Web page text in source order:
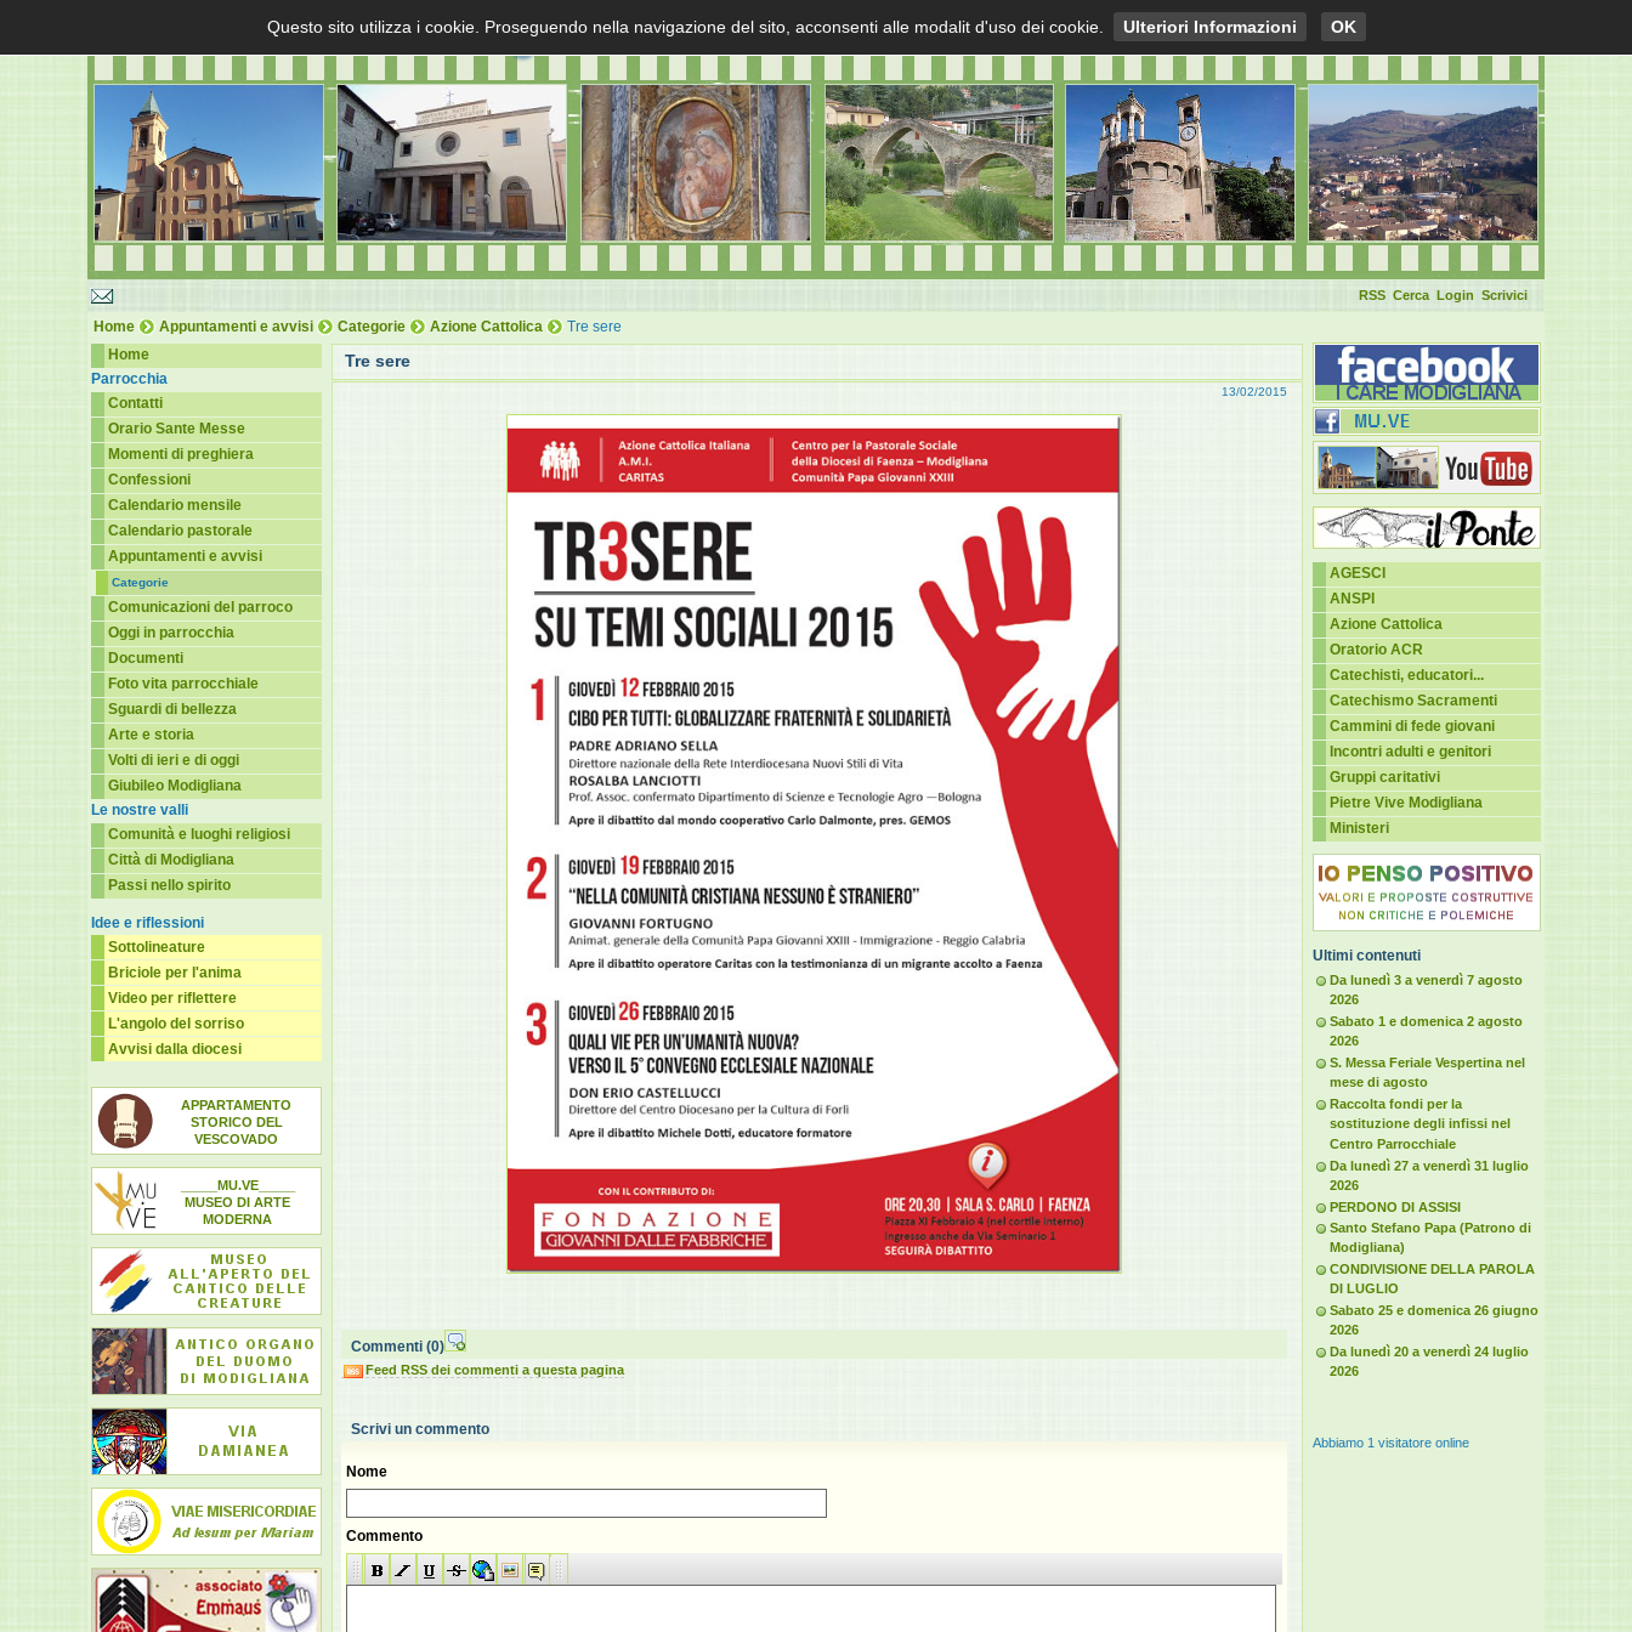
Scrivici
Login
Cerca
RSS
Home Appuntamenti e avvisi Categorie Azione Cattolica
Tre sere
Home
Parrocchia
Contatti
Orario Sante Messe
Momenti di preghiera
Confessioni
Calendario mensile
Calendario pastorale
Appuntamenti e avvisi
Categorie
Comunicazioni del parroco
Oggi in parrocchia
Documenti
Foto vita parrocchiale
Sguardi di bellezza
Arte e storia
Volti di ieri e di oggi
Giubileo Modigliana
Le nostre valli
Comunità e luoghi religiosi
Città di Modigliana
Passi nello spirito
Idee e riflessioni
Sottolineature
Briciole per l'anima
Video per riflettere
L'angolo del sorriso
Avvisi dalla diocesi
APPARTAMENTO
STORICO DEL
VESCOVADO
_____MU.VE_____
MUSEO DI ARTE
MODERNA
Tre sere
13/02/2015
Commenti (0)
Feed RSS dei commenti a questa pagina
Scrivi un commento
Nome
Commento
AGESCI
ANSPI
Azione Cattolica
Oratorio ACR
Catechisti, educatori...
Catechismo Sacramenti
Cammini di fede giovani
Incontri adulti e genitori
Gruppi caritativi
Pietre Vive Modigliana
Ministeri
Ultimi contenuti
Da lunedì 3 a venerdì 7 agosto
2026
Sabato 1 e domenica 2 agosto
2026
S. Messa Feriale Vespertina nel
mese di agosto
Raccolta fondi per la
sostituzione degli infissi nel
Centro Parrocchiale
Da lunedì 27 a venerdì 31 luglio
2026
PERDONO DI ASSISI
Santo Stefano Papa (Patrono di
Modigliana)
CONDIVISIONE DELLA PAROLA
DI LUGLIO
Sabato 25 e domenica 26 giugno
2026
Da lunedì 20 a venerdì 24 luglio
2026
Abbiamo 1 visitatore online
Questo sito utilizza i cookie. Proseguendo nella navigazione del sito, acconsenti alle modalit d'uso dei cookie. Ulteriori Informazioni OK